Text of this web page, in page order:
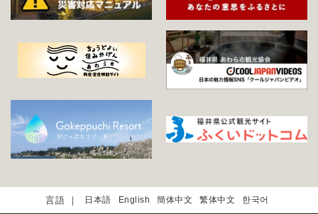
日本語 English 簡体中文 繁体中文 한국어